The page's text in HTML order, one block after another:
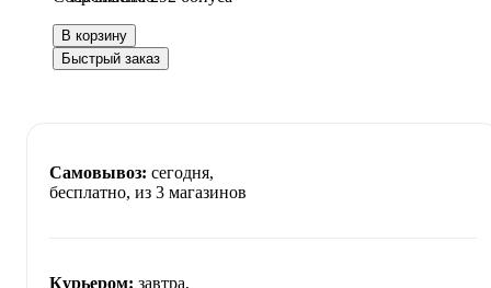
В корзину
Быстрый заказ
Самовывоз: сегодня,
бесплатно, из 3 магазинов
Курьером: завтра,